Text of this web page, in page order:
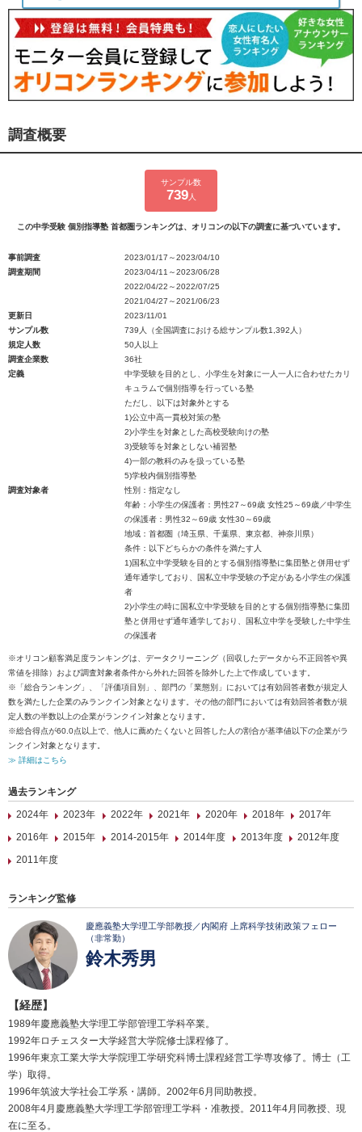
調査概要
サンプル数
739人
この中学受験 個別指導塾 首都圏ランキングは、オリコンの以下の調査に基づいています。
事前調査
2023/01/17～2023/04/10
調査期間
2023/04/11～2023/06/28
2022/04/22～2022/07/25
2021/04/27～2021/06/23
更新日
2023/11/01
サンプル数
739人（全国調査における総サンプル数1,392人）
規定人数
50人以上
調査企業数
36社
定義
中学受験を目的とし、小学生を対象に一人一人に合わせたカリ
キュラムで個別指導を行っている塾
ただし、以下は対象外とする
1)公立中高一貫校対策の塾
2)小学生を対象とした高校受験向けの塾
3)受験等を対象としない補習塾
4)一部の教科のみを扱っている塾
5)学校内個別指導塾
調査対象者
性別：指定なし
年齢：小学生の保護者：男性27～69歳 女性25～69歳／中学生
の保護者：男性32～69歳 女性30～69歳
地域：首都圏（埼玉県、千葉県、東京都、神奈川県）
条件：以下どちらかの条件を満たす人
1)国私立中学受験を目的とする個別指導塾に集団塾と併用せず
通年通学しており、国私立中学受験の予定がある小学生の保護
者
2)小学生の時に国私立中学受験を目的とする個別指導塾に集団
塾と併用せず通年通学しており、国私立中学を受験した中学生
の保護者
※オリコン顧客満足度ランキングは、データクリーニング（回収したデータから不正回答や異
常値を排除）および調査対象者条件から外れた回答を除外した上で作成しています。
※「総合ランキング」、「評価項目別」、部門の「業態別」においては有効回答者数が規定人
数を満たした企業のみランクイン対象となります。その他の部門においては有効回答者数が規
定人数の半数以上の企業がランクイン対象となります。
※総合得点が60.0点以上で、他人に薦めたくないと回答した人の割合が基準値以下の企業がラ
ンクイン対象となります。
≫ 詳細はこちら
過去ランキング
2024年
2023年 2022年 2021年 2020年 2018年
2017年
2016年
2015年 2014-2015年 2014年度 2013年度
2012年度
2011年度
ランキング監修
慶應義塾大学理工学部教授／内閣府 上席科学技術政策フェロー
（非常勤）
鈴木秀男
【経歴】
1989年慶應義塾大学理工学部管理工学科卒業。
1992年ロチェスター大学経営大学院修士課程修了。
1996年東京工業大学大学院理工学研究科博士課程経営工学専攻修了。博士（工
学）取得。
1996年筑波大学社会工学系・講師。2002年6月同助教授。
2008年4月慶應義塾大学理工学部管理工学科・准教授。2011年4月同教授、現
在に至る。